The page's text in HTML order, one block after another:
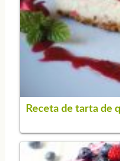
Receta de tarta de